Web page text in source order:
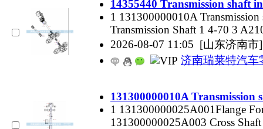
14355440 Transmission shaft
1 131300000010A
Transmission Shaft 1 4-70 3
2026-08-07 11:05 [山东济南市]
济南瑞莱特汽车
131300000010A Transmission
1 131300000025A001Flange
131300000025A003 Cross